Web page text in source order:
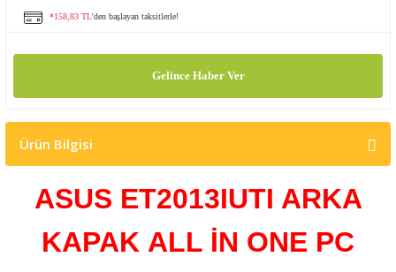
*158,83 TL'den başlayan taksitlerle!
Gelince Haber Ver
Ürün Bilgisi
ASUS ET2013IUTI ARKA
KAPAK ALL İN ONE PC